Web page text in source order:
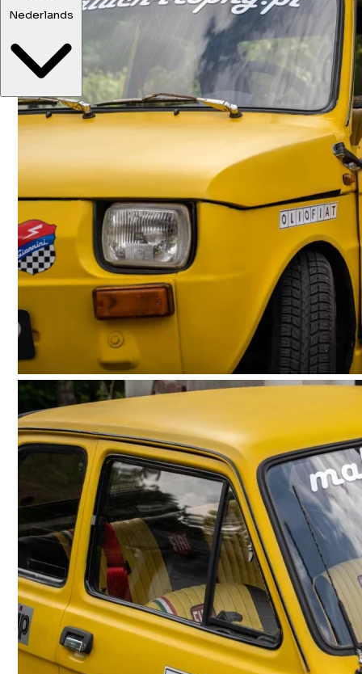
Nederlands